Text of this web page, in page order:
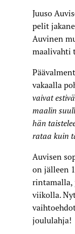
Juuso
pelit
Auvinen
maalivahti
vakaalla
vaivat
maalin
hän
rataa kuin
Auvisen
on jälleen
rintamalla,
viikolla.
joululahja!